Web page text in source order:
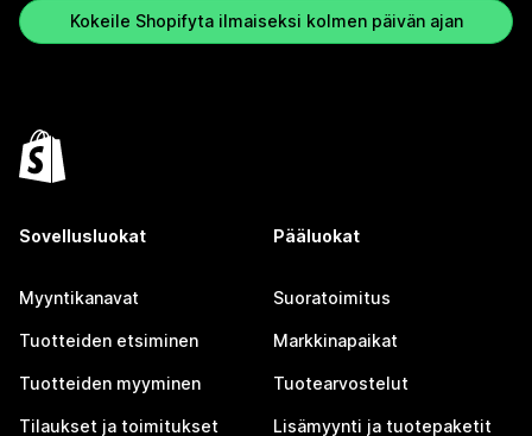
Kokeile Shopifyta ilmaiseksi kolmen päivän ajan
Sovellusluokat
Myyntikanavat
Tuotteiden etsiminen
Tuotteiden myyminen
Tilaukset ja toimitukset
Pääluokat
Suoratoimitus
Markkinapaikat
Tuotearvostelut
Lisämyynti ja tuotepaketit